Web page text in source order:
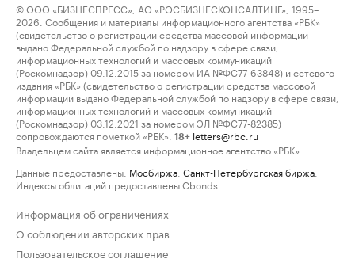
© ООО «БИЗНЕСПРЕСС», АО «РОСБИЗНЕСКОНСАЛТИНГ», 1995–
2026. Сообщения и материалы информационного агентства «РБК»
(свидетельство о регистрации средства массовой информации
выдано Федеральной службой по надзору в сфере связи,
информационных технологий и массовых коммуникаций
(Роскомнадзор) 09.12.2015 за номером ИА №ФС77-63848) и сетевого
издания «РБК» (свидетельство о регистрации средства массовой
информации выдано Федеральной службой по надзору в сфере связи,
информационных технологий и массовых коммуникаций
(Роскомнадзор) 03.12.2021 за номером ЭЛ №ФС77-82385)
сопровождаются пометкой «РБК».
18+ letters@rbc.ru
Владельцем сайта является информационное агентство «РБК».
Данные предоставлены: Мосбиржа Санкт-Петербургская биржа
Индексы облигаций предоставлены Cbonds.
Информация об ограничениях
О соблюдении авторских прав
Пользовательское соглашение